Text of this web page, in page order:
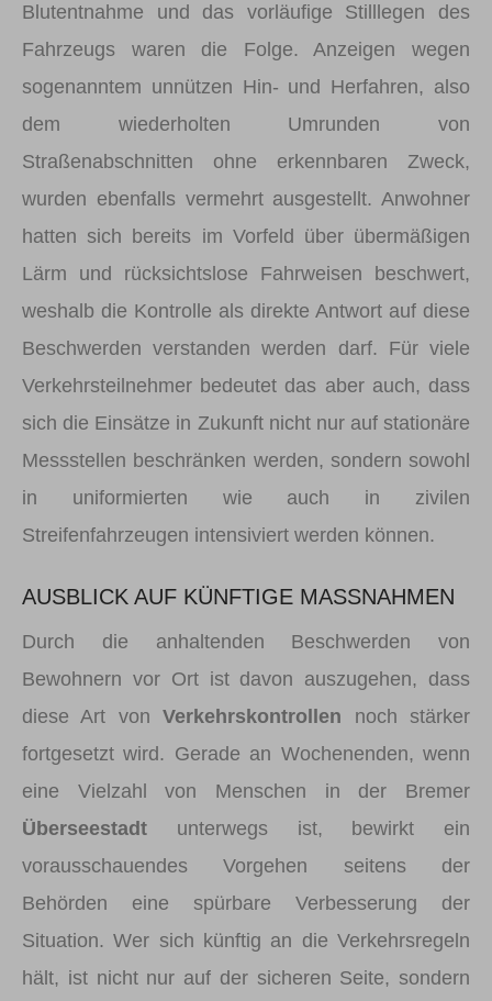
Blutentnahme und das vorläufige Stilllegen des
Fahrzeugs waren die Folge. Anzeigen wegen
sogenanntem unnützen Hin- und Herfahren, also
dem wiederholten Umrunden von
Straßenabschnitten ohne erkennbaren Zweck,
wurden ebenfalls vermehrt ausgestellt. Anwohner
hatten sich bereits im Vorfeld über übermäßigen
Lärm und rücksichtslose Fahrweisen beschwert,
weshalb die Kontrolle als direkte Antwort auf diese
Beschwerden verstanden werden darf. Für viele
Verkehrsteilnehmer bedeutet das aber auch, dass
sich die Einsätze in Zukunft nicht nur auf stationäre
Messstellen beschränken werden, sondern sowohl
in uniformierten wie auch in zivilen
Streifenfahrzeugen intensiviert werden können.
AUSBLICK AUF KÜNFTIGE MASSNAHMEN
Durch die anhaltenden Beschwerden von
Bewohnern vor Ort ist davon auszugehen, dass
diese Art vonVerkehrskontrollen noch stärker
fortgesetzt wird. Gerade an Wochenenden, wenn
eine Vielzahl von Menschen in der Bremer
Überseestadt unterwegs ist, bewirkt ein
vorausschauendes Vorgehen seitens der
Behörden eine spürbare Verbesserung der
Situation. Wer sich künftig an die Verkehrsregeln
hält, ist nicht nur auf der sicheren Seite, sondern